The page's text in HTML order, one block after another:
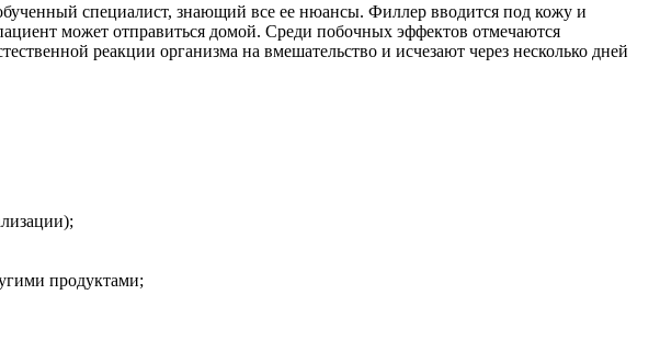
специалист, знающий все ее нюансы. Филлер вводится под кожу и
может отправиться домой. Среди побочных эффектов отмечаются
реакции организма на вмешательство и исчезают через несколько дней
продуктами;